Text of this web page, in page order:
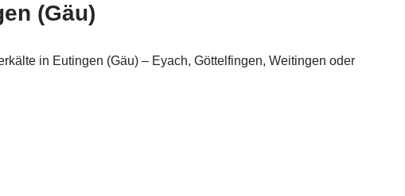
(Gäu)
in Eutingen (Gäu) – Eyach, Göttelfingen, Weitingen oder